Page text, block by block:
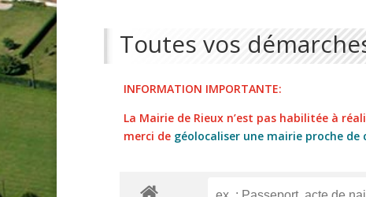
Toutes vos
INFORMATION IMPORTANTE:
La Mairie de Rieux n’est pas habilitée à
merci de géolocaliser une mairie proche